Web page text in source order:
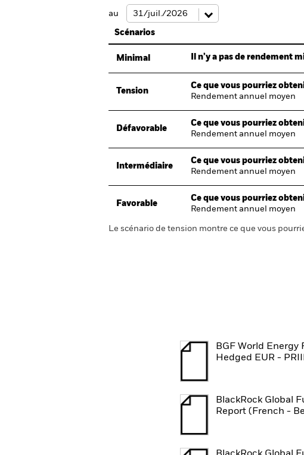
au
Scénarios
Minimal Il n’y a pas de
Tension
Ce que vous pourriez
Rendement annuel moyen
Défavorable
Ce que vous pourriez
Rendement annuel moyen
Intermédiaire
Ce que vous pourriez
Rendement annuel moyen
Favorable
Ce que vous pourriez
Rendement annuel moyen
Le scénario de tension montre ce que vous
BGF World Energy
Hedged EUR -
BlackRock Global
Report (French -